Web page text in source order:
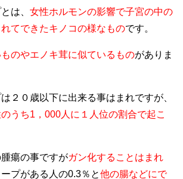
は、 女性ホルモンの影響で子宮の中の
てできたキノコの様なものです。
のやエノキ茸に似ているものがありま
２０歳以下に出来る事はまれですが、
うち1，000人に１人位の割合で起こ
瘍の事ですがガン化することはまれ
プがある人の0.3％と他の腸などにで